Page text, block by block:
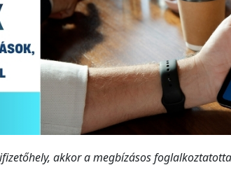
akkor a megbízásos